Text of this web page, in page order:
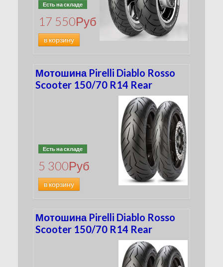
Есть на складе
17 550Руб
в корзину
Мотошина Pirelli Diablo Rosso
Scooter 150/70 R14 Rear
Есть на складе
5 300Руб
в корзину
Мотошина Pirelli Diablo Rosso
Scooter 150/70 R14 Rear